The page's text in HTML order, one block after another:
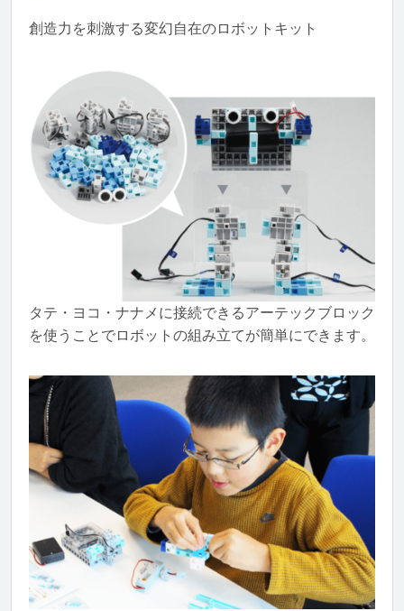
創造力を刺激する変幻自在のロボットキット
タテ・ヨコ・ナナメに接続できるアーテックブロック
を使うことでロボットの組み立てが簡単にできます。